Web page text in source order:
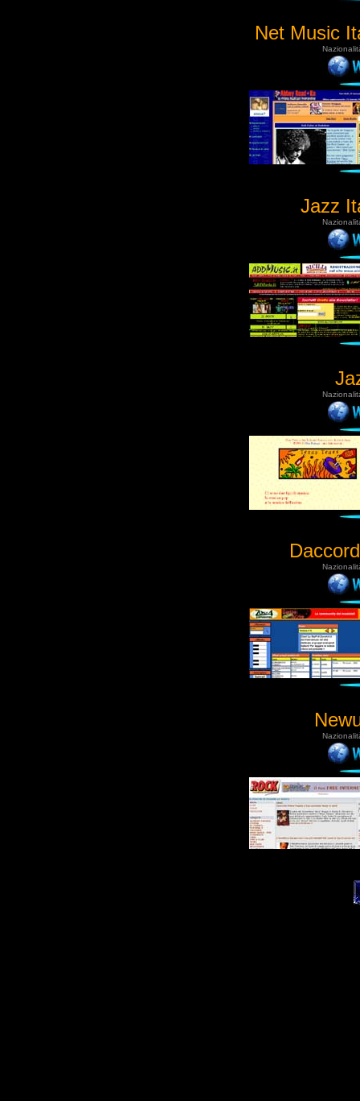
Net Music
Jazz